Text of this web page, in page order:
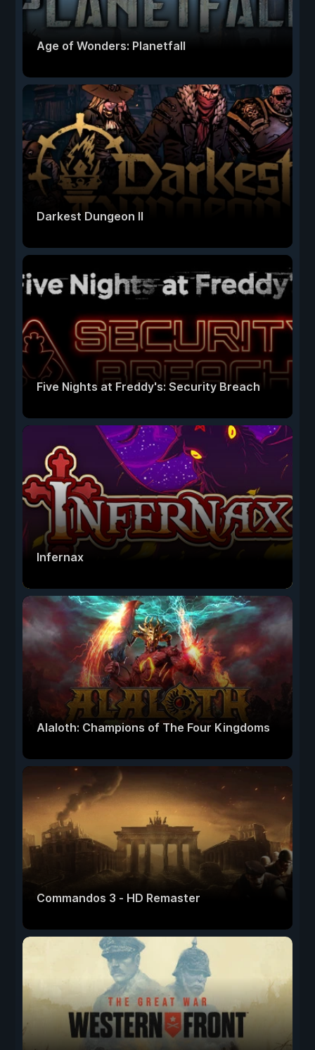
Age of Wonders: Planetfall
Darkest Dungeon II
Five Nights at Freddy's: Security Breach
Infernax
Alaloth: Champions of The Four Kingdoms
Commandos 3 - HD Remaster